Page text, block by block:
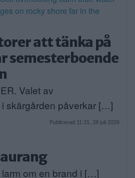
att tänka på
semesterboende
Valet av
skärgården påverkar […]
Publicerad 11:31, 28 juli 2026
om en brand i […]